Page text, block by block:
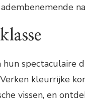
spectaculaire
kleurrijke
vissen, en